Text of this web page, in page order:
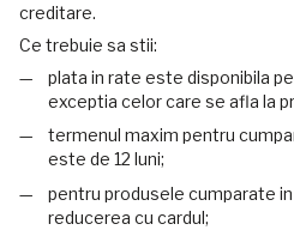
creditare.
Ce trebuie sa stii:
plata in rate este disponibila
exceptia celor care se afla la
termenul maxim pentru
este de 12 luni;
pentru produsele cumparate
reducerea cu cardul;